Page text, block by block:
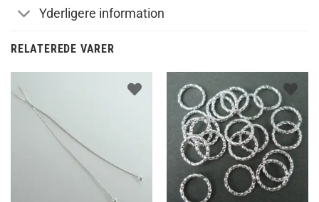
Yderligere information
RELATEREDE VARER